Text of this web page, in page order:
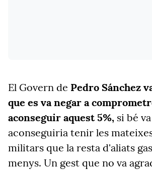
El Govern de Pedro Sánchez
que es va negar a
aconseguir aquest 5%, si bé
aconseguiria tenir les
militars que la resta d'aliats
menys. Un gest que no va